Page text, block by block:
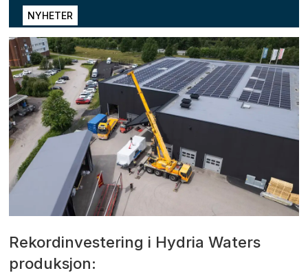
NYHETER
Rekordinvestering i Hydria Waters
produksjon: